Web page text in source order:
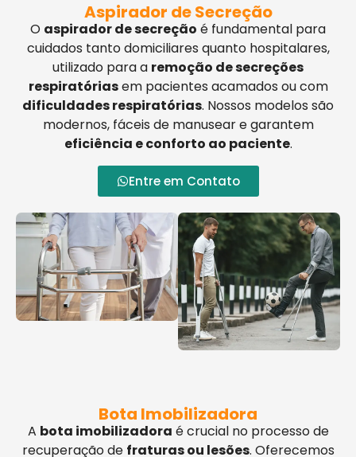
Aspirador de Secreção
O aspirador de secreção é fundamental para
cuidados tanto domiciliares quanto hospitalares,
utilizado para a remoção de secreções
respiratóriasem pacientes acamados ou com
dificuldades respiratórias. Nossos modelos são
modernos, fáceis de manusear e garantem
eficiência e conforto ao paciente.
Entre em Contato
Bota Imobilizadora
A bota imobilizadora é crucial no processo de
recuperação de fraturas ou lesões. Oferecemos